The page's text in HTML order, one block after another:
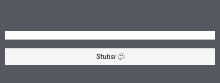
Stubsi 🙂